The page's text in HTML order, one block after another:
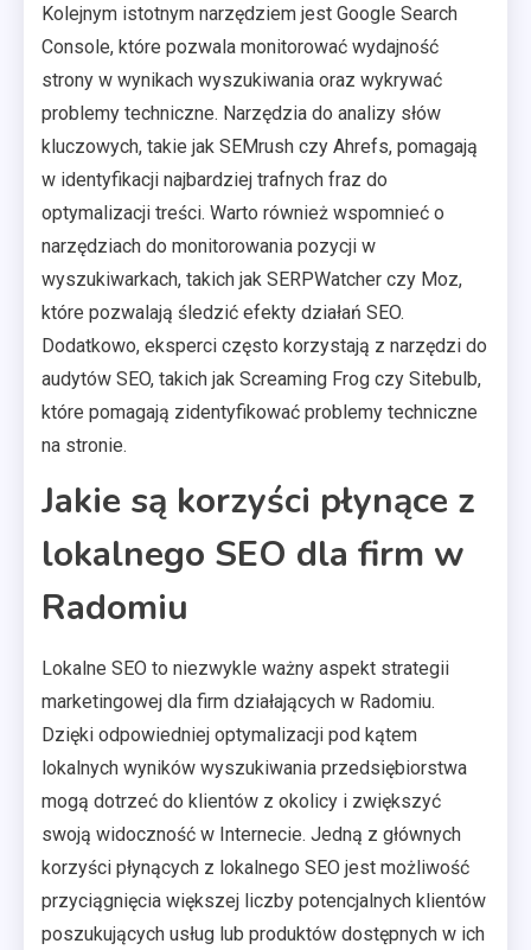
Kolejnym istotnym narzędziem jest Google Search
Console, które pozwala monitorować wydajność
strony w wynikach wyszukiwania oraz wykrywać
problemy techniczne. Narzędzia do analizy słów
kluczowych, takie jak SEMrush czy Ahrefs, pomagają
w identyfikacji najbardziej trafnych fraz do
optymalizacji treści. Warto również wspomnieć o
narzędziach do monitorowania pozycji w
wyszukiwarkach, takich jak SERPWatcher czy Moz,
które pozwalają śledzić efekty działań SEO.
Dodatkowo, eksperci często korzystają z narzędzi do
audytów SEO, takich jak Screaming Frog czy Sitebulb,
które pomagają zidentyfikować problemy techniczne
na stronie.
Jakie są korzyści płynące z
lokalnego SEO dla firm w
Radomiu
Lokalne SEO to niezwykle ważny aspekt strategii
marketingowej dla firm działających w Radomiu.
Dzięki odpowiedniej optymalizacji pod kątem
lokalnych wyników wyszukiwania przedsiębiorstwa
mogą dotrzeć do klientów z okolicy i zwiększyć
swoją widoczność w Internecie. Jedną z głównych
korzyści płynących z lokalnego SEO jest możliwość
przyciągnięcia większej liczby potencjalnych klientów
poszukujących usług lub produktów dostępnych w ich